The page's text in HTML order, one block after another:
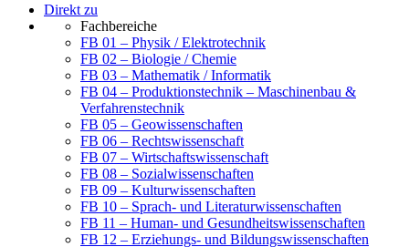
Direkt zu
Fachbereiche
FB 01 – Physik / Elektrotechnik
FB 02 – Biologie / Chemie
FB 03 – Mathematik / Informatik
FB 04 – Produktionstechnik – Maschinenbau &
Verfahrenstechnik
FB 05 – Geowissenschaften
FB 06 – Rechtswissenschaft
FB 07 – Wirtschaftswissenschaft
FB 08 – Sozialwissenschaften
FB 09 – Kulturwissenschaften
FB 10 – Sprach- und Literaturwissenschaften
FB 11 – Human- und Gesundheitswissenschaften
FB 12 – Erziehungs- und Bildungswissenschaften